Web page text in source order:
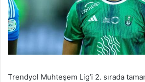
Trendyol Muhteşem Lig’i 2. sırada